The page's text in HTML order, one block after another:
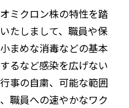
ミクロン株の特性を踏
たしまして、職員や保
まめな消毒などの基本
るなど感染を広げない
事の自粛、可能な範囲
職員への速やかなワク